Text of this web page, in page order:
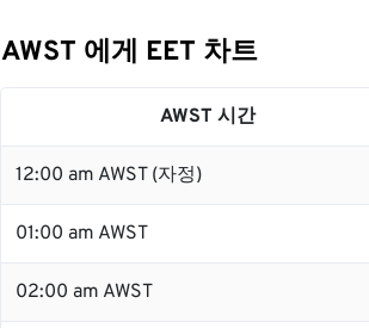
AWST 에게 EET 차트
AWST 시간
12:00 am AWST (자정)
01:00 am AWST
02:00 am AWST